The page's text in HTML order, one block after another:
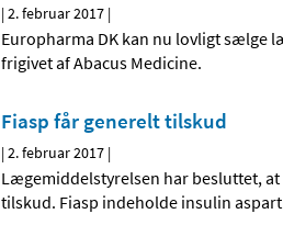
|2. februar 2017 |
Europharma DK kan nu lovligt sælge
frigivet af Abacus Medicine.
Fiasp får generelt tilskud
|2. februar 2017 |
Lægemiddelstyrelsen har besluttet, at
tilskud. Fiasp indeholde insulin